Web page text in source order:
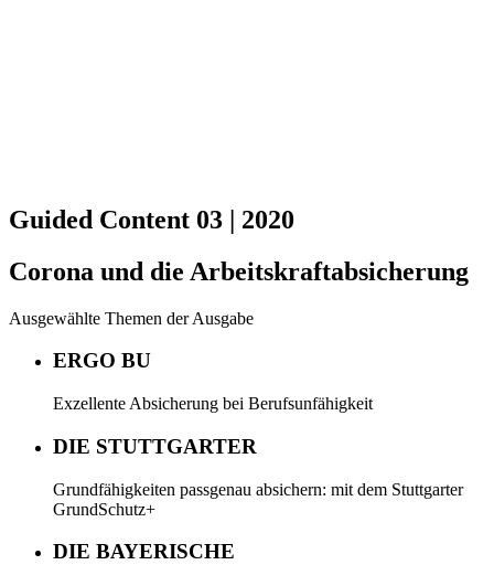
Guided Content 03 | 2020
Corona und die Arbeitskraftabsicherung
Ausgewählte Themen der Ausgabe
ERGO BU
Exzellente Absicherung bei Berufsunfähigkeit
DIE STUTTGARTER
Grundfähigkeiten passgenau absichern: mit dem Stuttgarter
GrundSchutz+
DIE BAYERISCHE